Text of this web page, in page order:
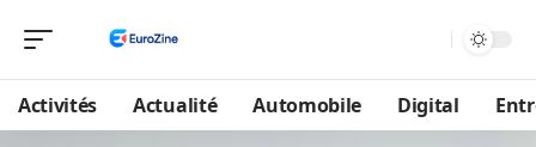
Activités Actualité Automobile Digital